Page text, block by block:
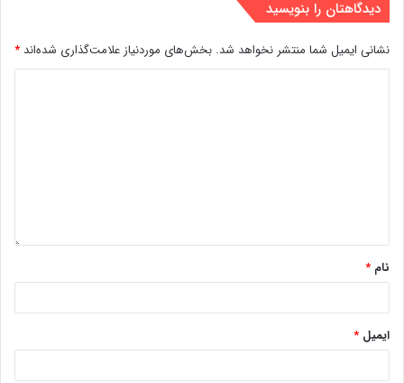
دیدگاهتان را بنویسید
نشانی ایمیل شما منتشر نخواهد شد. بخش‌های موردنیاز علامت‌گذاری شده‌اند *
نام *
ایمیل *